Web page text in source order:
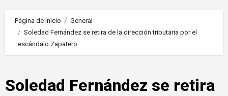
Página de inicio
General
Soledad Fernández se retira de la dirección tributaria por el
escándalo Zapatero
Soledad Fernández se retira